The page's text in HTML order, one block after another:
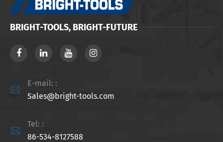
BRIGHT-TOOLS, BRIGHT-FUTURE

E-mail: :
Sales@bright-tools.com

Tel: :
86-534-8127588